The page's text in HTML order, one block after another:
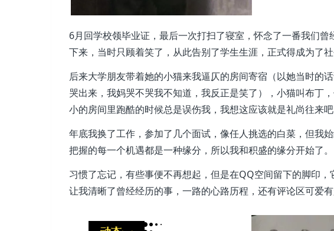
6月回学校领毕业证，最后一次打扫了寝室，怀念了一番我们
下来，当时只顾着笑了，从此告别了学生生涯，正式得成为了社
后来大学朋友带着她的小猫来我逼仄的房间寄宿（以她当时的
哭出来，我妈哭不哭我不知道，我反正是笑了），小猫叫布丁
小的房间里跑酷的时候总是误伤我，我想这应该就是礼尚往来吧
年底我换了工作，参加了几个面试，像任人挑选的白菜，但我
把握的每一个机遇都是一种缘分，所以我和积盛的缘分开始了。
习惯了忘记，有些事便不再想起，但是在QQ空间留下的脚印
让我清晰了曾经经历的事，一路的心路历程，还有评论区可爱